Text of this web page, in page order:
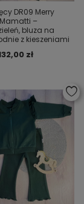
DR09 Merry
–
bluza na
z kieszeniami
zł